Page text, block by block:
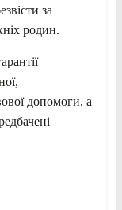
за
родин.
допомоги, а